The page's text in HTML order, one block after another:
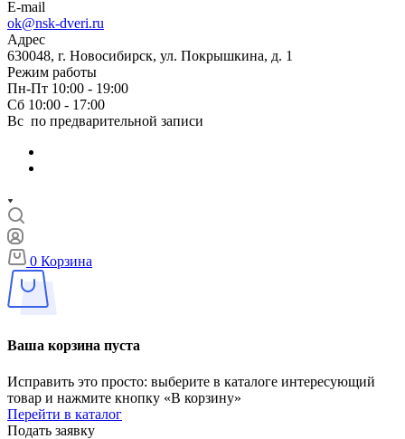
E-mail
ok@nsk-dveri.ru
Адрес
630048, г. Новосибирск, ул. Покрышкина, д. 1
Режим работы
Пн-Пт 10:00 - 19:00
Сб 10:00 - 17:00
Вс по предварительной записи
0 Корзина
Ваша корзина пуста
Исправить это просто: выберите в каталоге интересующий
товар и нажмите кнопку «В корзину»
Перейти в каталог
Подать заявку